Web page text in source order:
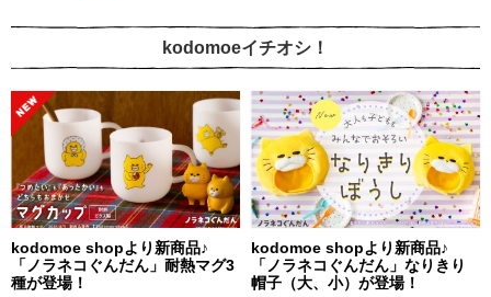
kodomoeイチオシ！
kodomoe shopより新商品♪
「ノラネコぐんだん」耐熱マグ3
種が登場！
kodomoe shopより新商品♪
「ノラネコぐんだん」なりきり
帽子（大、小）が登場！